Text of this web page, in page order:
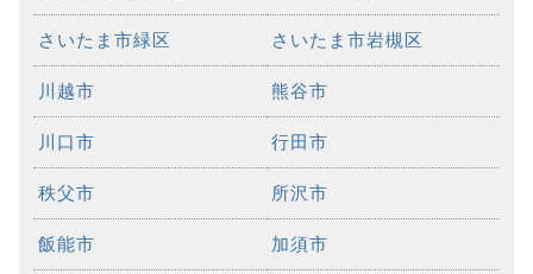
さいたま市緑区 さいたま市岩槻区
川越市 熊谷市
川口市 行田市
秩父市 所沢市
飯能市 加須市